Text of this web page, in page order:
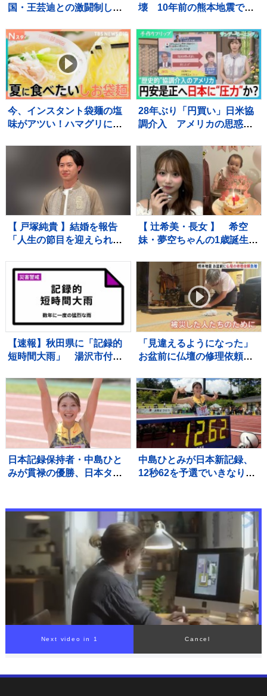
国・王芸迪との激闘制し初
オンズ横浜】
壊 10年前の熊本地震で補
本“避難解除”前になぜ再入
館？下水管破損で田んぼ
に“汚水” 直下に断層 住
宅被害は・・【サンデーモ
ーニング】
今、インスタント袋麺の塩
味がアツい！ハマグリに毛
麺も！専門家ゲキ推しの7品
を大家族が1週間ガチ比較！
【それスタ】
28年ぶり「円買い」日米協
調介入 アメリカの思惑
力”か？【サンデーモーニン
グ】
【 戸塚純貴 】結婚を報告
「人生の節目を迎えられる
ます」「さらなる飛躍を目
指して」精進誓う
【 辻希美・長女 】 希空
妹・夢空ちゃんの1歳誕生日
愛くて見るだけで癒されて
るよ」 「姉妹で沢山お出か
けしたりしようね」
【速報】秋田県に「記録的
短時間大雨」 湯沢市付近
な雨 災害警戒 9日13:49時
点
「見違えるようになった」
お盆前に仏壇の修理依頼が
店に約100件の依頼
日本記録保持者・中島ひと
みが貫禄の優勝、日本タイ
本新をマーク【陸上・富士
北麓ワールドトライアル】
中島ひとみが日本新記録、
12秒62を予選でいきなりマ
麓ワールドトライアル】
Next video in 1 Cancel